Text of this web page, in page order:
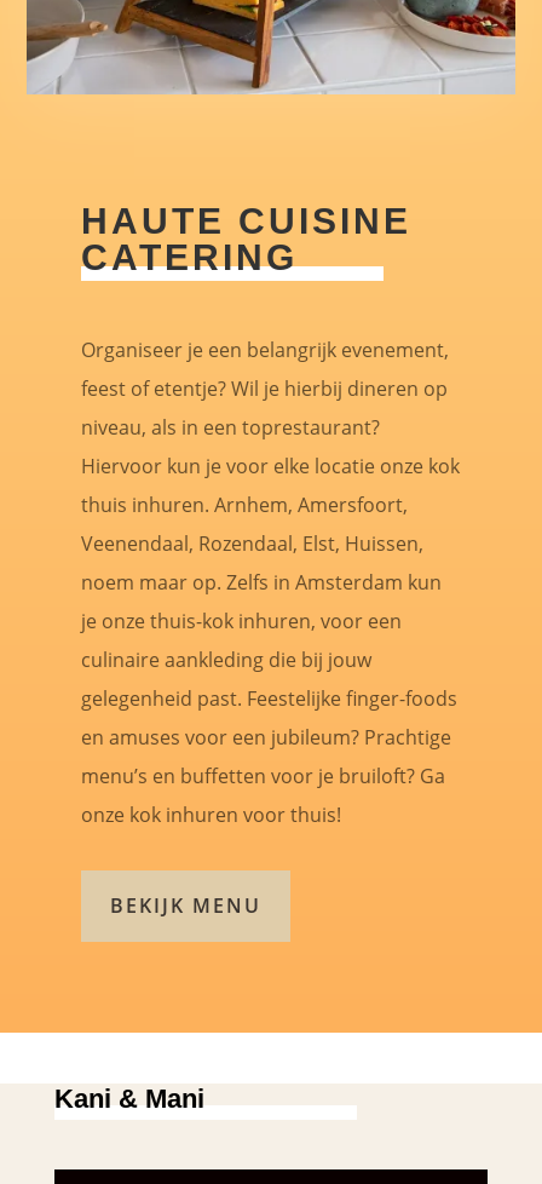
HAUTE CUISINE
CATERING
Organiseer je een belangrijk evenement,
feest of etentje? Wil je hierbij dineren op
niveau, als in een toprestaurant?
Hiervoor kun je voor elke locatie onze kok
thuis inhuren. Arnhem, Amersfoort,
Veenendaal, Rozendaal, Elst, Huissen,
noem maar op. Zelfs in Amsterdam kun
je onze thuis-kok inhuren, voor een
culinaire aankleding die bij jouw
gelegenheid past. Feestelijke finger-foods
en amuses voor een jubileum? Prachtige
menu’s en buffetten voor je bruiloft? Ga
onze kok inhuren voor thuis!
BEKIJK MENU
Kani & Mani